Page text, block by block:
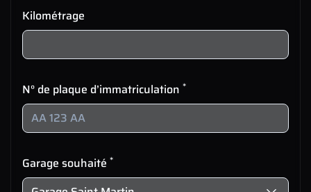
Kilométrage
N° de plaque d’immatriculation *
Garage souhaité *